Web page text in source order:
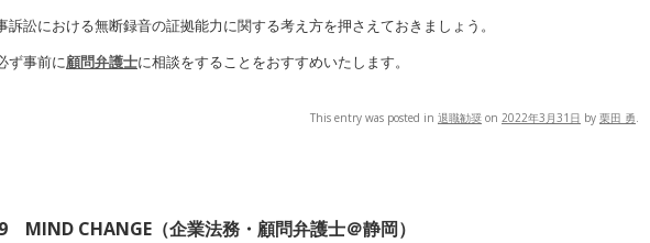
訴訟における無断録音の証拠能力に関する考え方を押さえておきましょう。
ず事前に顧問弁護士に相談をすることをおすすめいたします。
This entry was posted in 退職勧奨 on 2022年3月31日 by 栗田 勇.
MIND CHANGE（企業法務・顧問弁護士＠静岡）